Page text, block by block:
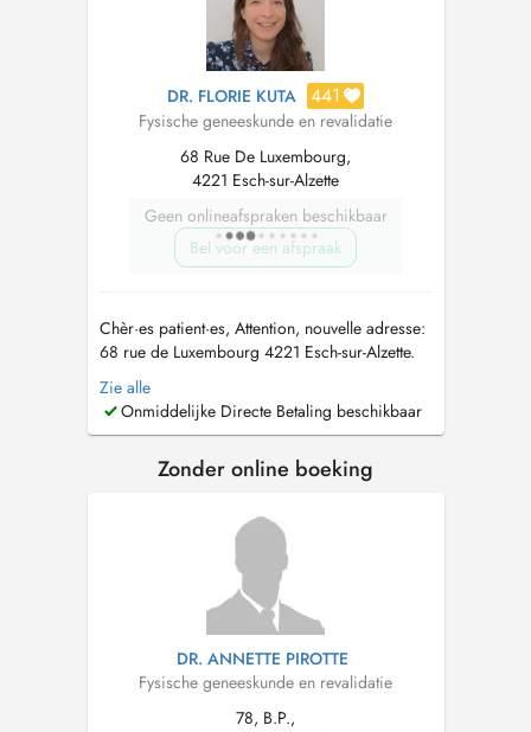
DR. FLORIE KUTA 441
Fysische geneeskunde en revalidatie
68 Rue De Luxembourg,
4221 Esch-sur-Alzette
Geen onlineafspraken beschikbaar
Bel voor een afspraak
Chèr·es patient·es, Attention, nouvelle adresse:
68 rue de Luxembourg 4221 Esch-sur-Alzette.
Le cabinet se trouve au 2e étage, vous pouvez
monter directement. Contact:
dr.florie.kuta@gmail.com Tel: 661994897 Le
pathologies aiguës et chroniques de ...
Zie alle
Onmiddelijke Directe Betaling beschikbaar
Zonder online boeking
DR. ANNETTE PIROTTE
Fysische geneeskunde en revalidatie
78, B.P.,